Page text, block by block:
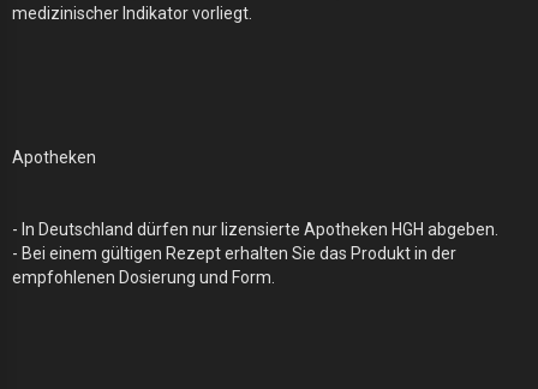
medizinischer Indikator vorliegt.
Apotheken
- In Deutschland dürfen nur lizensierte Apotheken HGH abgeben.
- Bei einem gültigen Rezept erhalten Sie das Produkt in der
empfohlenen Dosierung und Form.